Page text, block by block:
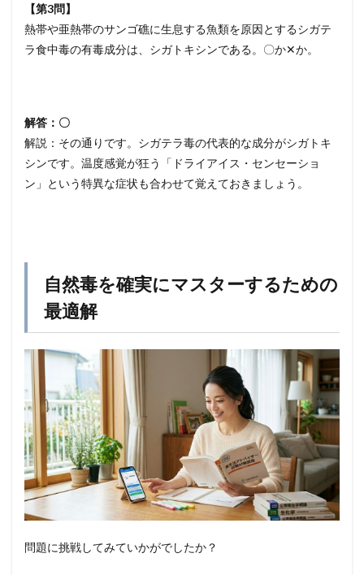
【第3問】
熱帯や亜熱帯のサンゴ礁に生息する魚類を原因とするシガテ
ラ食中毒の有毒成分は、シガトキシンである。〇か✕か。
解答：〇
解説：その通りです。シガテラ毒の代表的な成分がシガトキ
シンです。温度感覚が狂う「ドライアイス・センセーショ
ン」という特異な症状も合わせて覚えておきましょう。
自然毒を確実にマスターするための
最適解
問題に挑戦してみていかがでしたか？